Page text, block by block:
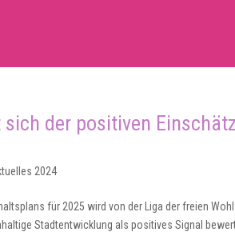
der positiven
2024
für 2025 wird von der Liga der freien
Stadtentwicklung als positives Signal